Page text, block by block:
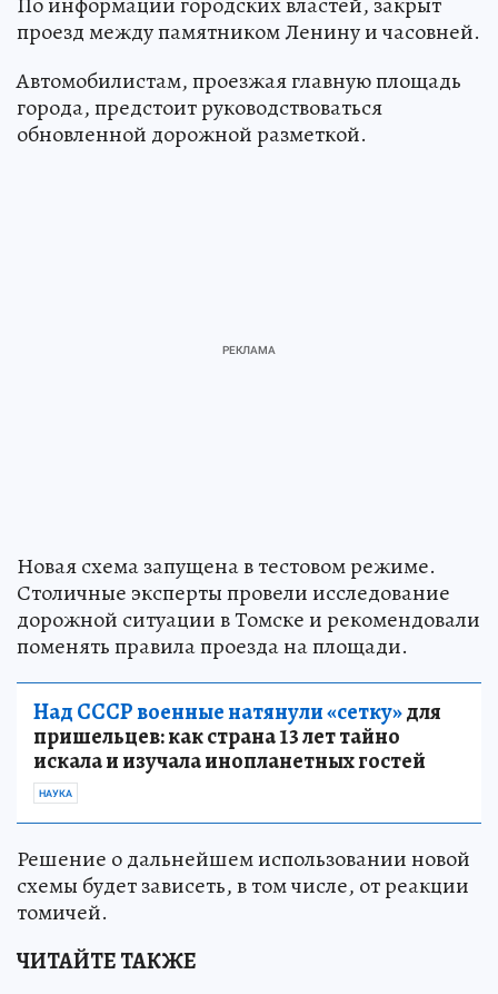
проезд между памятником Ленину и часовней.
Автомобилистам, проезжая главную площадь
города, предстоит руководствоваться
обновленной дорожной разметкой.
Новая схема запущена в тестовом режиме.
Столичные эксперты провели исследование
дорожной ситуации в Томске и рекомендовали
поменять правила проезда на площади.
Над СССР военные натянули «сетку»для
пришельцев: как страна 13 лет тайно
искала и изучала инопланетных гостей
НАУКА
Решение о дальнейшем использовании новой
схемы будет зависеть, в том числе, от реакции
томичей.
ЧИТАЙТЕ ТАКЖЕ